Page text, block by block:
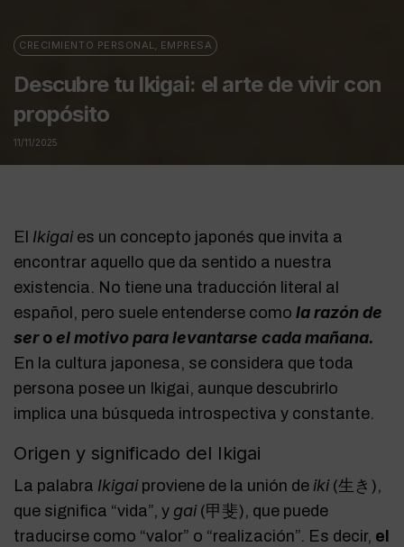
CRECIMIENTO PERSONAL, EMPRESA
Descubre tu Ikigai: el arte de vivir con
propósito
11/11/2025
El Ikigaies un concepto japonés que invita a
encontrar aquello que da sentido a nuestra
existencia. No tiene una traducción literal al
español, pero suele entenderse como la razón de
seroel motivo para levantarse cada mañana.
En la cultura japonesa, se considera que toda
persona posee un Ikigai, aunque descubrirlo
implica una búsqueda introspectiva y constante.
Origen y significado del Ikigai
La palabra Ikigaiproviene de la unión deiki(生き),
que significa “vida”, y gai(甲斐), que puede
traducirse como “valor” o “realización”. Es decir, el